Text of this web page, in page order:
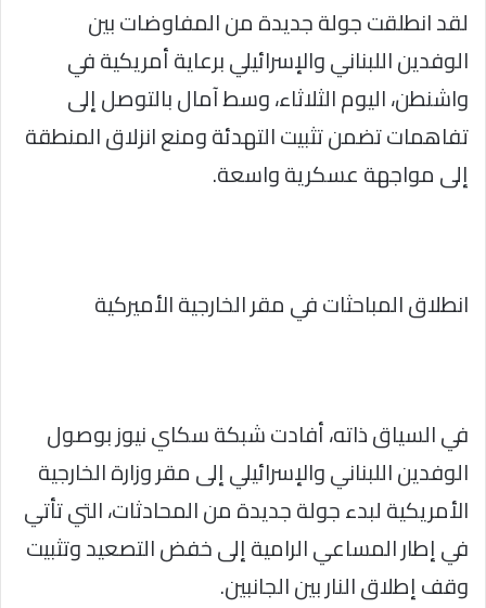
لقد انطلقت جولة جديدة من المفاوضات بين
الوفدين اللبناني والإسرائيلي برعاية أمريكية في
واشنطن، اليوم الثلاثاء، وسط آمال بالتوصل إلى
تفاهمات تضمن تثبيت التهدئة ومنع انزلاق المنطقة
إلى مواجهة عسكرية واسعة.
انطلاق المباحثات في مقر الخارجية الأميركية
في السياق ذاته، أفادت شبكة سكاي نيوز بوصول
الوفدين اللبناني والإسرائيلي إلى مقر وزارة الخارجية
الأمريكية لبدء جولة جديدة من المحادثات، التي تأتي
في إطار المساعي الرامية إلى خفض التصعيد وتثبيت
وقف إطلاق النار بين الجانبين.